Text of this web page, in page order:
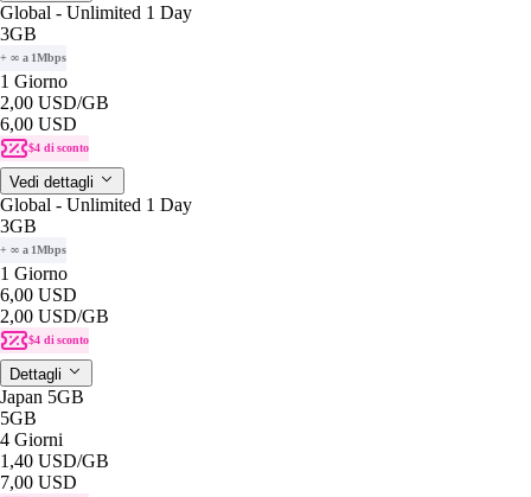
Global - Unlimited 1 Day
3GB
+ ∞ a 1Mbps
1 Giorno
2,00 USD/GB
6,00 USD
$4 di sconto
Vedi dettagli
Global - Unlimited 1 Day
3GB
+ ∞ a 1Mbps
1 Giorno
6,00 USD
2,00 USD/GB
$4 di sconto
Dettagli
Japan 5GB
5GB
4 Giorni
1,40 USD/GB
7,00 USD